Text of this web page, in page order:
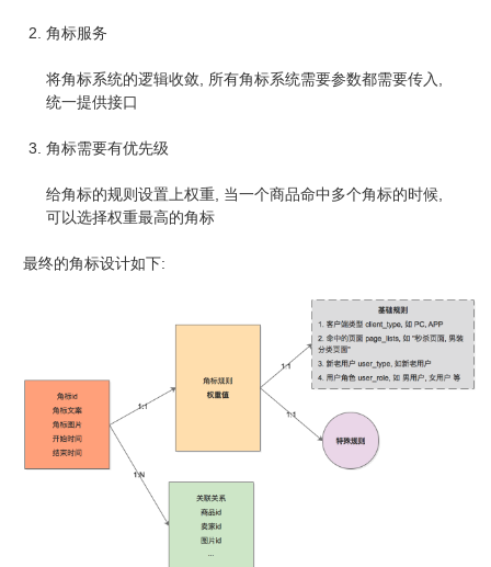
角标服务
将角标系统的逻辑收敛, 所有角标系统需要参数都需要传入,
统一提供接口
角标需要有优先级
给角标的规则设置上权重, 当一个商品命中多个角标的时候,
可以选择权重最高的角标
最终的角标设计如下: